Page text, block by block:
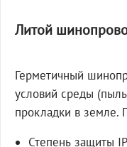
Литой
Герметичный
условий среды
прокладки в
Степень защиты